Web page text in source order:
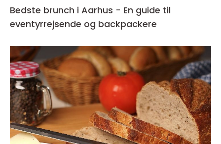
Bedste brunch i Aarhus - En guide til
eventyrrejsende og backpackere